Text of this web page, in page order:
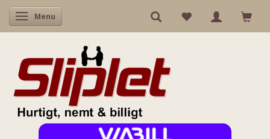
Skifte navigation
Menu